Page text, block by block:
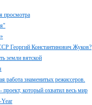
просмотра
Георгий Константинович Жуков?
земли вятской
работа знаменитых режиссеров.
который охватил весь мир